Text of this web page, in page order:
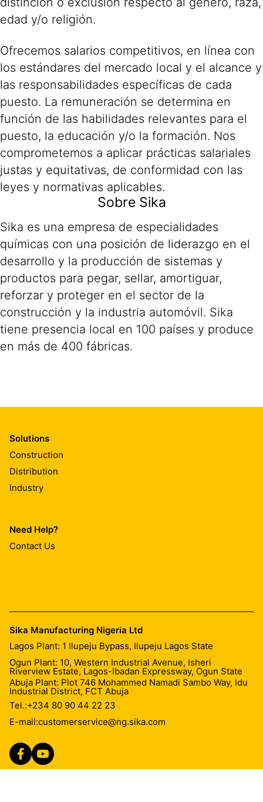
edad y/o religión.
Ofrecemos salarios competitivos, en línea con
los estándares del mercado local y el alcance y
las responsabilidades específicas de cada
puesto. La remuneración se determina en
función de las habilidades relevantes para el
puesto, la educación y/o la formación. Nos
comprometemos a aplicar prácticas salariales
justas y equitativas, de conformidad con las
leyes y normativas aplicables.
Sobre Sika
Sika es una empresa de especialidades
químicas con una posición de liderazgo en el
desarrollo y la producción de sistemas y
productos para pegar, sellar, amortiguar,
reforzar y proteger en el sector de la
construcción y la industria automóvil. Sika
tiene presencia local en 100 países y produce
en más de 400 fábricas.
Solutions
Construction
Distribution
Industry
Need Help?
Contact Us
Sika Manufacturing Nigeria Ltd
Lagos Plant: 1 Ilupeju Bypass, Ilupeju Lagos State
Ogun Plant: 10, Western Industrial Avenue, Isheri
Riverview Estate, Lagos-Ibadan Expressway, Ogun State
Abuja Plant: Plot 746 Mohammed Namadi Sambo Way, Idu
Industrial District, FCT Abuja
Tel.:+234 80 90 44 22 23
E-mail:customerservice@ng.sika.com